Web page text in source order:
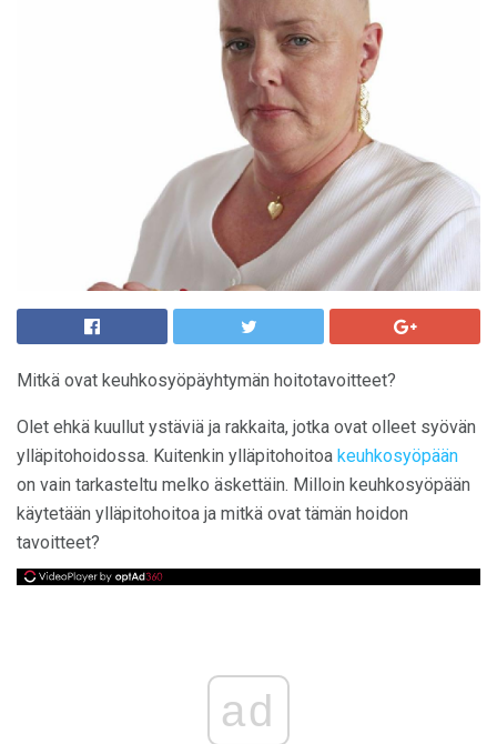
Mitkä ovat keuhkosyöpäyhtymän hoitotavoitteet?
Olet ehkä kuullut ystäviä ja rakkaita, jotka ovat olleet syövän
ylläpitohoidossa. Kuitenkin ylläpitohoitoa keuhkosyöpään
on vain tarkasteltu melko äskettäin. Milloin keuhkosyöpään
käytetään ylläpitohoitoa ja mitkä ovat tämän hoidon
tavoitteet?
ad